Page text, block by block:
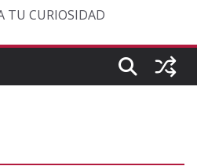
TU CURIOSIDAD